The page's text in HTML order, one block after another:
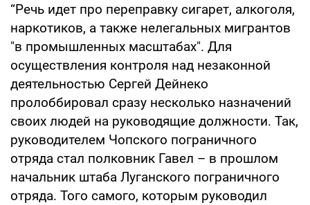
“Речь идет про переправку сигарет, алкоголя,
наркотиков, а также нелегальных мигрантов
"в промышленных масштабах". Для
осуществления контроля над незаконной
деятельностью Сергей Дейнеко
пролоббировал сразу несколько назначений
своих людей на руководящие должности. Так,
руководителем Чопского пограничного
отряда стал полковник Гавел – в прошлом
начальник штаба Луганского пограничного
отряда. Того самого, которым руководил